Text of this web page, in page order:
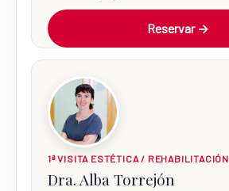
Reservar →
1ª VISITA ESTÉTICA / REHABILITACIÓN
Dra. Alba Torrejón